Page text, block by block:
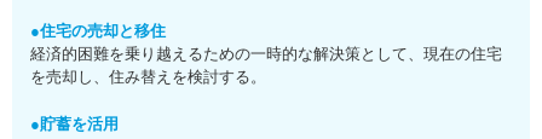
●住宅の売却と移住
経済的困難を乗り越えるための一時的な解決策として、現在の住宅
を売却し、住み替えを検討する。
●貯蓄を活用